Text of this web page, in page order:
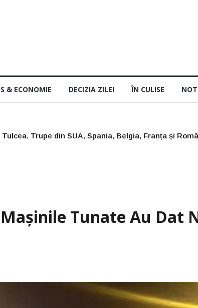
& ECONOMIE DECIZIA ZILEI ÎN CULISE
dar numai dacă le ai la tine
Tunate Au Dat